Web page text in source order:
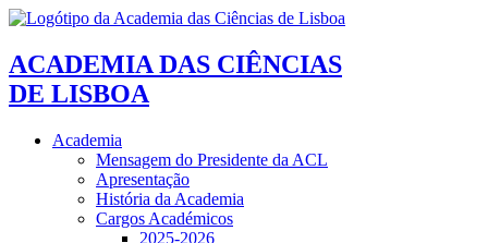
ACADEMIA DAS CIÊNCIAS
DE LISBOA
Academia
Mensagem do Presidente da ACL
Apresentação
História da Academia
Cargos Académicos
2025-2026